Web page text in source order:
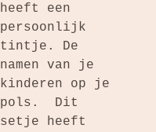
heeft een
persoonlijk
tintje. De
namen van je
kinderen op je
pols. Dit
setje heeft